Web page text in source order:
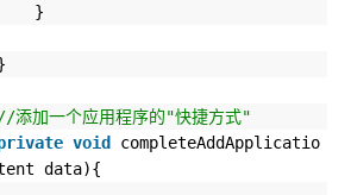
//添加一个应用程序的"快捷方式"
void completeAddApplicatio
data){